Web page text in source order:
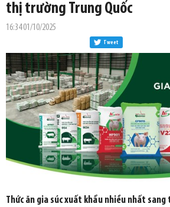
thị trường Trung Quốc
16:34 01/10/2025
Tweet
Thức ăn gia súc xuất khẩu nhiều nhất